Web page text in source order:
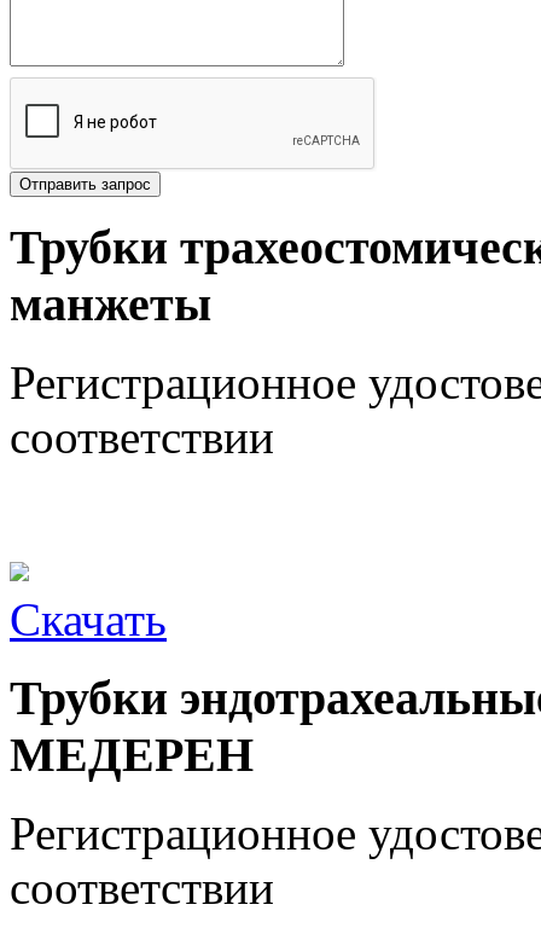
Трубки
манжеты
Регистрационное
соответствии
Скачать
Трубки
МЕДЕРЕН
Регистрационное
соответствии